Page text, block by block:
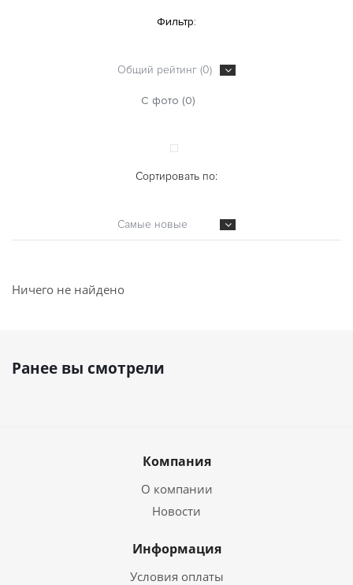
Фильтр:
Общий рейтинг (0)
С фото (0)
Сортировать по:
Самые новые
Ничего не найдено
Ранее вы смотрели
Компания
О компании
Новости
Информация
Условия оплаты